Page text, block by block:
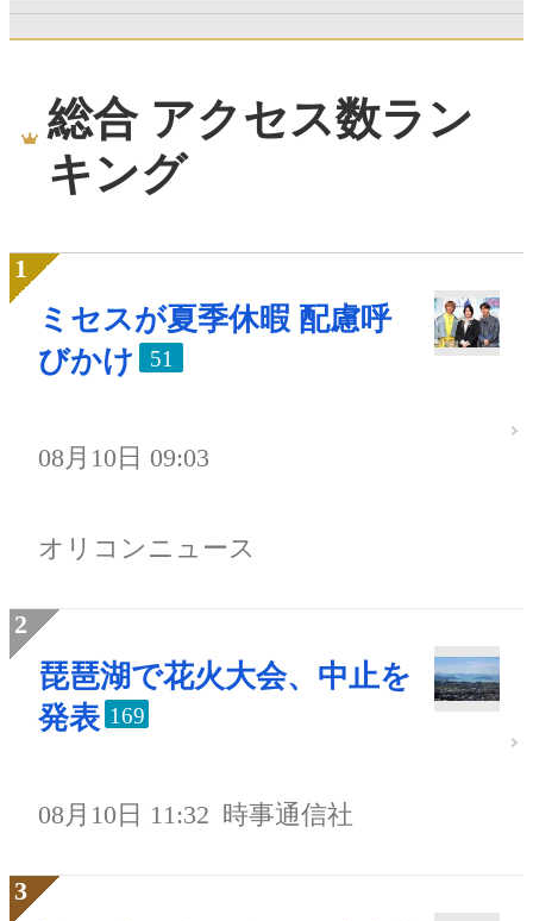
総合 アクセス数ラン
キング
ミセスが夏季休暇 配慮呼
びかけ
51
08月10日 09:03
オリコンニュース
琵琶湖で花火大会、中止を
発表 169
08月10日 11:32 時事通信社